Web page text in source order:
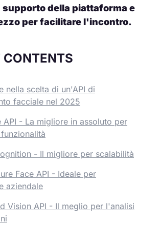
della piattaforma e
per facilitare l'incontro.
CONTENTS
nella scelta di un'API di
facciale nel 2025
API - La migliore in assoluto per
- Il migliore per scalabilità
Face API - Ideale per
aziendale
Vision API - Il meglio per l'analisi